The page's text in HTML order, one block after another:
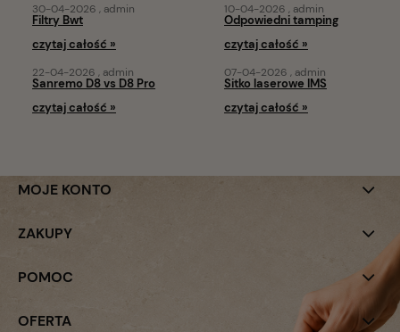
Filtry Bwt
30-04-2026 , admin
czytaj całość »
Sanremo D8 vs D8 Pro
22-04-2026 , admin
czytaj całość »
Odpowiedni tamping
10-04-2026 , admin
czytaj całość »
Sitko laserowe IMS
07-04-2026 , admin
czytaj całość »
MOJE KONTO
ZAKUPY
POMOC
OFERTA